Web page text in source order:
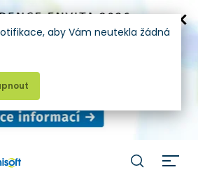
aby Vám neutekla žádná